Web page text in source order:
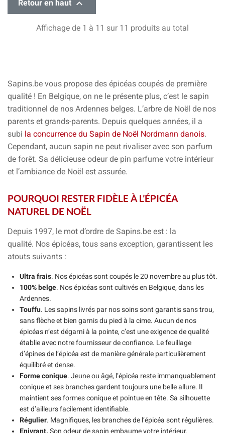
Retour en haut 
Affichage de 1 à 11 sur 11 produits au total
Sapins.be vous propose des épicéas coupés de première
qualité ! En Belgique, on ne le présente plus, c’est le sapin
traditionnel de nos Ardennes belges. L’arbre de Noël de nos
parents et grands-parents. Depuis quelques années, il a
subi la concurrence du Sapin de Noël Nordmann danois.
Cependant, aucun sapin ne peut rivaliser avec son parfum
de forêt. Sa délicieuse odeur de pin parfume votre intérieur
et l’ambiance de Noël est assurée.
POURQUOI RESTER FIDÈLE À L’ÉPICÉA
NATUREL DE NOËL
Depuis 1997, le mot d’ordre de Sapins.be est : la
qualité. Nos épicéas, tous sans exception, garantissent les
atouts suivants :
Ultra frais. Nos épicéas sont coupés le 20 novembre au plus tôt.
100% belge. Nos épicéas sont cultivés en Belgique, dans les
Ardennes.
Touffu. Les sapins livrés par nos soins sont garantis sans trou,
sans flèche et bien garnis du pied à la cime. Aucun de nos
épicéas n’est dégarni à la pointe, c’est une exigence de qualité
établie avec notre fournisseur de confiance. Le feuillage
d’épines de l’épicéa est de manière générale particulièrement
équilibré et dense.
Forme conique. Jeune ou âgé, l’épicéa reste immanquablement
conique et ses branches gardent toujours une belle allure. Il
maintient ses formes conique et pointue en tête. Sa silhouette
est d’ailleurs facilement identifiable.
Régulier. Magnifiques, les branches de l’épicéa sont régulières.
Enivrant. Son odeur de sapin embaume votre intérieur.